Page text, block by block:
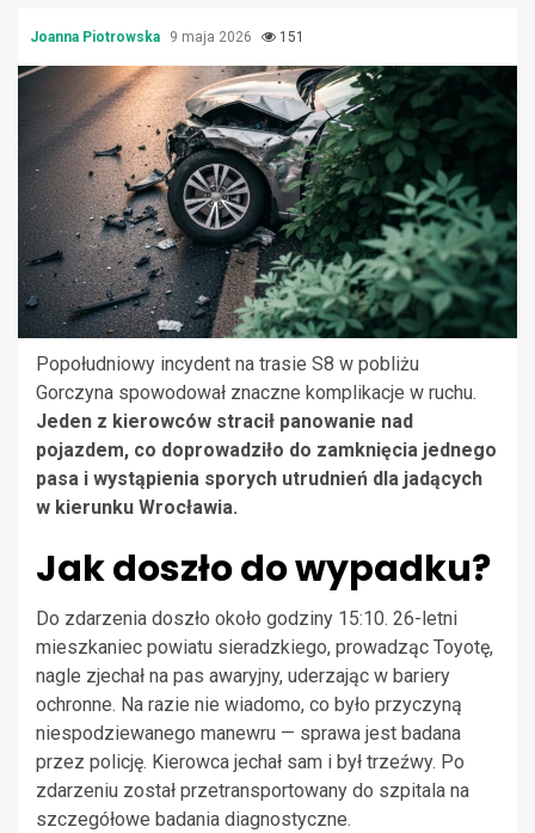
Joanna Piotrowska 9 maja 2026 151
Popołudniowy incydent na trasie S8 w pobliżu
Gorczyna spowodował znaczne komplikacje w ruchu.
Jeden z kierowców stracił panowanie nad
pojazdem, co doprowadziło do zamknięcia jednego
pasa i wystąpienia sporych utrudnień dla jadących
w kierunku Wrocławia.
Jak doszło do wypadku?
Do zdarzenia doszło około godziny 15:10. 26-letni
mieszkaniec powiatu sieradzkiego, prowadząc Toyotę,
nagle zjechał na pas awaryjny, uderzając w bariery
ochronne. Na razie nie wiadomo, co było przyczyną
niespodziewanego manewru — sprawa jest badana
przez policję. Kierowca jechał sam i był trzeźwy. Po
zdarzeniu został przetransportowany do szpitala na
szczegółowe badania diagnostyczne.